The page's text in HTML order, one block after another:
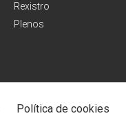
Rexistro
Plenos
Política de cookies